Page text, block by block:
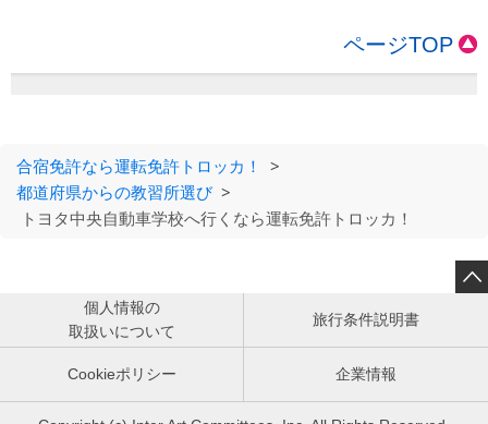
ページTOP
合宿免許なら運転免許トロッカ！
>
都道府県からの教習所選び >
トヨタ中央自動車学校へ行くなら運転免許トロッカ！

個人情報の
取扱いについて
旅行条件説明書
Cookieポリシー 企業情報